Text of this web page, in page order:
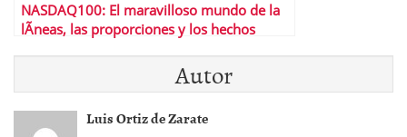
NASDAQ100: El maravilloso mundo de la
lÃ­neas, las proporciones y los hechos
Autor
Luis Ortiz de Zarate